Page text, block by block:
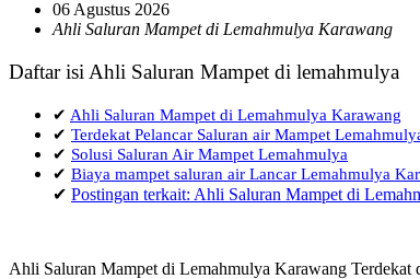
06 Agustus 2026
Ahli Saluran Mampet di Lemahmulya Karawang
Daftar isi Ahli Saluran Mampet di lemahmulya
✔ Ahli Saluran Mampet di Lemahmulya Karawang
✔ Terdekat Pelancar Saluran air Mampet
✔ Solusi Saluran Air Mampet Lemahmulya
✔ Biaya mampet saluran air Lancar Lemahmulya
✔ Postingan terkait: Ahli Saluran Mampet di
Ahli Saluran Mampet di Lemahmulya Karawang Terdekat